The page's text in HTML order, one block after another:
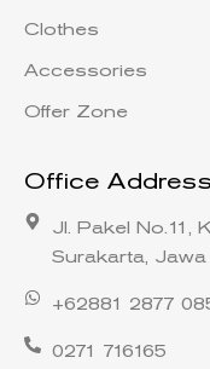
Clothes
Accessories
Offer Zone
Office Address
Jl. Pakel No.11,
Surakarta, Jawa
+62881 2877
0271 716165